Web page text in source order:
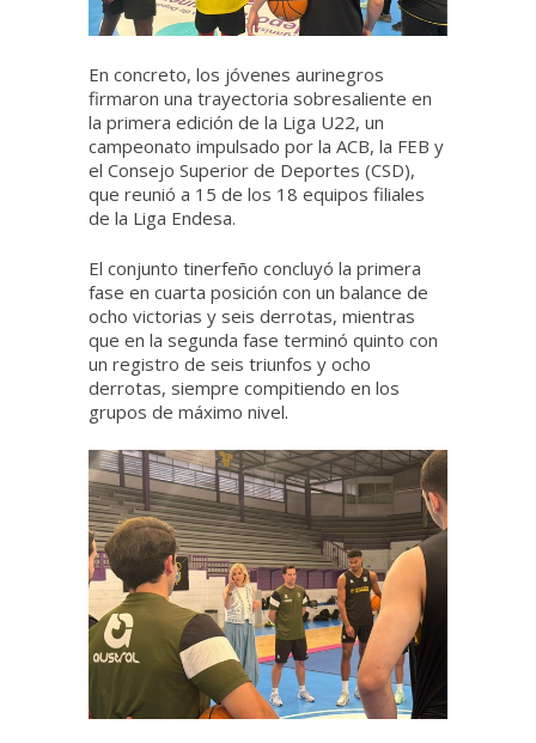
En concreto, los jóvenes aurinegros
firmaron una trayectoria sobresaliente en
la primera edición de la Liga U22, un
campeonato impulsado por la ACB, la FEB y
el Consejo Superior de Deportes (CSD),
que reunió a 15 de los 18 equipos filiales
de la Liga Endesa.
El conjunto tinerfeño concluyó la primera
fase en cuarta posición con un balance de
ocho victorias y seis derrotas, mientras
que en la segunda fase terminó quinto con
un registro de seis triunfos y ocho
derrotas, siempre compitiendo en los
grupos de máximo nivel.